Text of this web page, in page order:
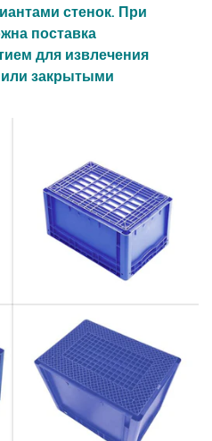
стенок. При
поставка
для извлечения
закрытыми